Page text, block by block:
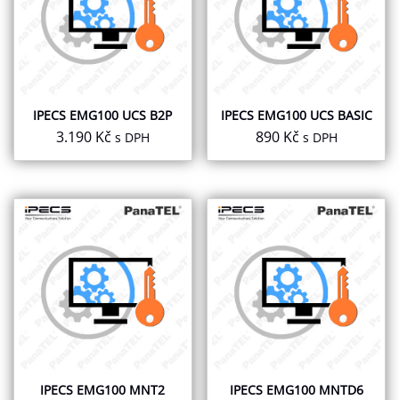
IPECS EMG100 UCS B2P
3.190 Kč s DPH
IPECS EMG100 UCS BASIC
890 Kč s DPH
IPECS EMG100 MNT2 IPECS EMG100 MNTD6